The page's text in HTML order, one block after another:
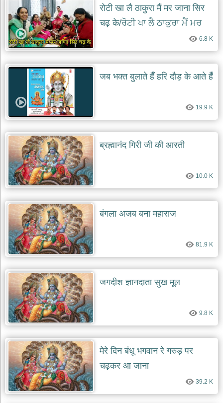
भजन
bhajan
of
the
day
भजन
जोड़ें
रोटी खा लै ठाकुरा मैं मर जाना सिर
चढ़ के/ਰੋਟੀ ਖਾ ਲੈ ਠਾਕੁਰਾ ਮੈਂ ਮਰ
6.8 K
जब भक्त बुलाते हैँ हरि दौड़ के आते हैँ
19.9 K
ब्रह्मानंद गिरी जी की आरती
10.0 K
बंगला अजब बना महाराज
81.9 K
जगदीश ज्ञानदाता सुख मूल
9.8 K
मेरे दिन बंधू भगवान रे गरुड़ पर
चढ़कर आ जाना
39.2 K